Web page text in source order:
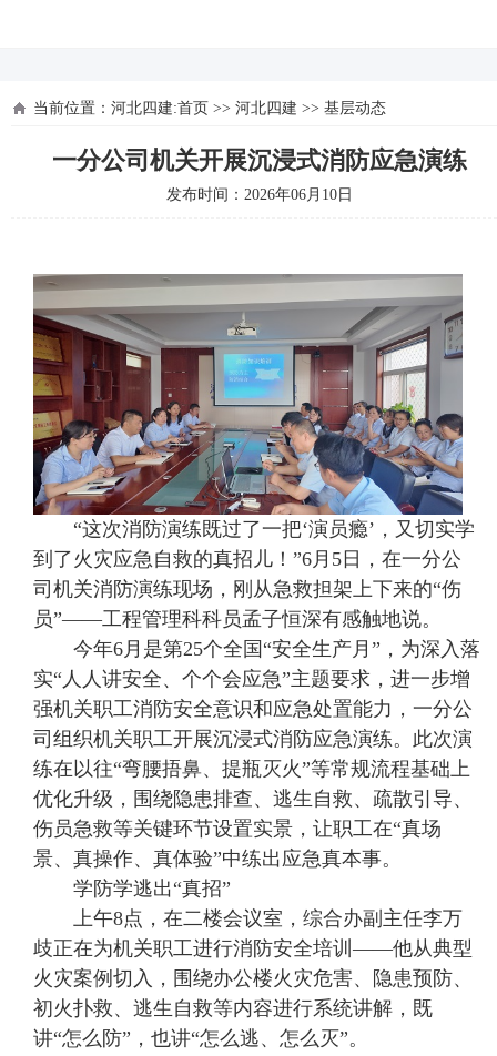
当前位置： 河北四建:首页 >> 河北四建 >> 基层动态
一分公司机关开展沉浸式消防应急演练
发布时间：2026年06月10日
“这次消防演练既过了一把‘演员瘾’，又切实学
到了火灾应急自救的真招儿！”6月5日，在一分公
司机关消防演练现场，刚从急救担架上下来的“伤
员”——工程管理科科员孟子恒深有感触地说。
今年6月是第25个全国“安全生产月”，为深入落
实“人人讲安全、个个会应急”主题要求，进一步增
强机关职工消防安全意识和应急处置能力，一分公
司组织机关职工开展沉浸式消防应急演练。此次演
练在以往“弯腰捂鼻、提瓶灭火”等常规流程基础上
优化升级，围绕隐患排查、逃生自救、疏散引导、
伤员急救等关键环节设置实景，让职工在“真场
景、真操作、真体验”中练出应急真本事。
学防学逃出“真招”
上午8点，在二楼会议室，综合办副主任李万
歧正在为机关职工进行消防安全培训——他从典型
火灾案例切入，围绕办公楼火灾危害、隐患预防、
初火扑救、逃生自救等内容进行系统讲解，既
讲“怎么防”，也讲“怎么逃、怎么灭”。